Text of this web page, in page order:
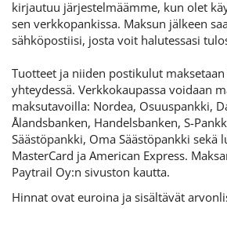
kirjautuu järjestelmäämme, kun olet
sen verkkopankissa. Maksun jälkeen
sähköpostiisi, josta voit halutessasi
Tuotteet ja niiden postikulut
yhteydessä. Verkkokaupassa voidaan
maksutavoilla: Nordea, Osuuspankki,
Ålandsbanken, Handelsbanken, S-
Säästöpankki, Oma Säästöpankki sekä
MasterCard ja American Express.
Paytrail Oy:n sivuston kautta.
Hinnat ovat euroina ja sisältävät